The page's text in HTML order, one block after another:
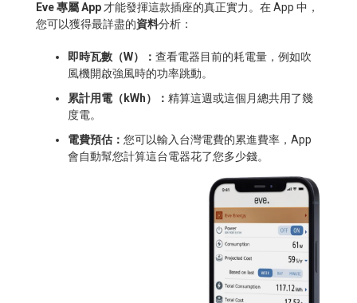
Eve 專屬 App才能發揮這款插座的真正實力。在 App 中，
您可以獲得最詳盡的資料分析：
即時瓦數（W）： 查看電器目前的耗電量，例如吹
風機開啟強風時的功率跳動。
累計用電（kWh）： 精算這週或這個月總共用了幾
度電。
電費預估： 您可以輸入台灣電費的累進費率，App
會自動幫您計算這台電器花了您多少錢。